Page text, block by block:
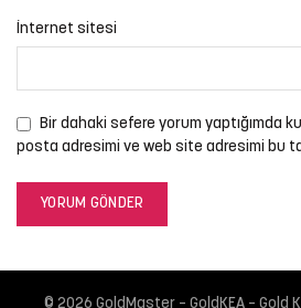
İnternet sitesi
Bir dahaki sefere yorum yaptığımda
posta adresimi ve web site adresimi bu
© 2026 GoldMaster – GoldKEA – Gold